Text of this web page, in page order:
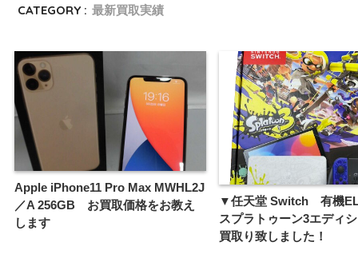
CATEGORY : 最新買取実績
Apple iPhone11 Pro Max MWHL2J
／A 256GB お買取価格をお教え
します
▼任天堂 Switch 有機
スプラトゥーン3エディ
買取り致しました！